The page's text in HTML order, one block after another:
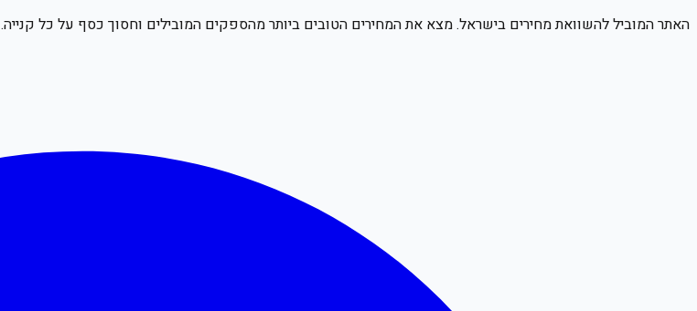
האתר המוביל להשוואת מחירים בישראל. מצא את המחירים הטובים ביותר מהספקים המובילים וחסוך כסף על כל קנייה.